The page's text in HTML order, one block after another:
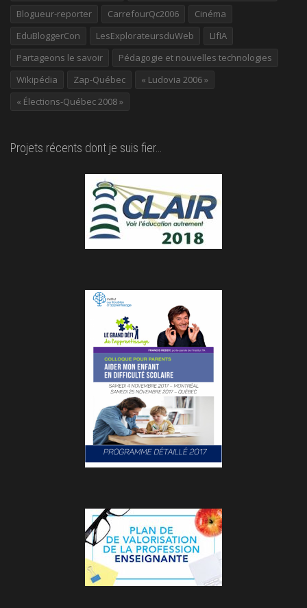
Blogueur-reporter
CarrefourQc2006
Cinéma
EduBloggerCon
LesExplorateursduWeb
LIfIA
Partageons le savoir
Pédagogie et nouvelles technologies
Wikipédia
Zap-Québec
« Ludovia 2006 »
« Élections-Québec 2008 »
Projets récents dont je suis fier…